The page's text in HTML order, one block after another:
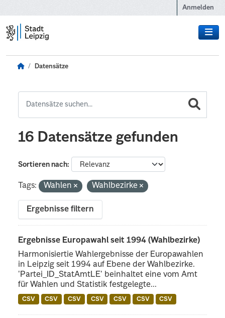
Anmelden
Datensätze
16 Datensätze gefunden
Sortieren nach
Tags: Wahlen Wahlbezirke
Ergebnisse filtern
Ergebnisse Europawahl seit 1994 (Wahlbezirke)
Harmonisiertie Wahlergebnisse der Europawahlen
in Leipzig seit 1994 auf Ebene der Wahlbezirke.
'Partei_ID_StatAmtLE' beinhaltet eine vom Amt
für Wahlen und Statistik festgelegte...
CSV CSV CSV CSV CSV CSV CSV